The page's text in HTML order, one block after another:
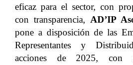
eficaz para el sector, con
con transparencia, AD’IP
pone a disposición de las
Representantes y
acciones de 2025, con